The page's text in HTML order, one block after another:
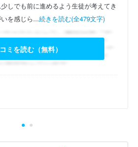
しでも前に進めるよう生徒が考えてき
を感じら...続きを読む(全479文字)
ミを読む（無料）